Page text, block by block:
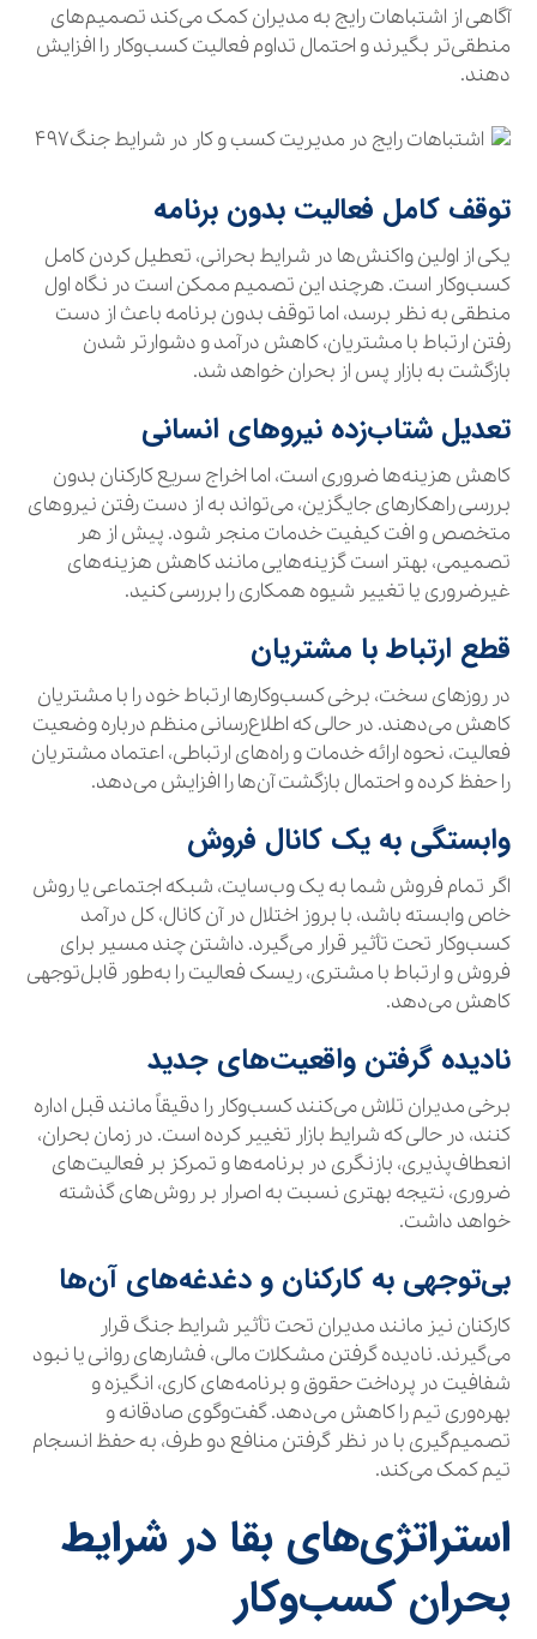
آگاهی از اشتباهات رایج به مدیران کمک می‌کند تصمیم‌های
منطقی‌تر بگیرند و احتمال تداوم فعالیت کسب‌وکار را افزایش
دهند.
توقف کامل فعالیت بدون برنامه
یکی از اولین واکنش‌ها در شرایط بحرانی، تعطیل کردن کامل
کسب‌وکار است. هرچند این تصمیم ممکن است در نگاه اول
منطقی به نظر برسد، اما توقف بدون برنامه باعث از دست
رفتن ارتباط با مشتریان، کاهش درآمد و دشوارتر شدن
بازگشت به بازار پس از بحران خواهد شد.
تعدیل شتاب‌زده نیروهای انسانی
کاهش هزینه‌ها ضروری است، اما اخراج سریع کارکنان بدون
بررسی راهکارهای جایگزین، می‌تواند به از دست رفتن نیروهای
متخصص و افت کیفیت خدمات منجر شود. پیش از هر
تصمیمی، بهتر است گزینه‌هایی مانند کاهش هزینه‌های
غیرضروری یا تغییر شیوه همکاری را بررسی کنید.
قطع ارتباط با مشتریان
در روزهای سخت، برخی کسب‌وکارها ارتباط خود را با مشتریان
کاهش می‌دهند. در حالی که اطلاع‌رسانی منظم درباره وضعیت
فعالیت، نحوه ارائه خدمات و راه‌های ارتباطی، اعتماد مشتریان
را حفظ کرده و احتمال بازگشت آن‌ها را افزایش می‌دهد.
وابستگی به یک کانال فروش
اگر تمام فروش شما به یک وب‌سایت، شبکه اجتماعی یا روش
خاص وابسته باشد، با بروز اختلال در آن کانال، کل درآمد
کسب‌وکار تحت تأثیر قرار می‌گیرد. داشتن چند مسیر برای
فروش و ارتباط با مشتری، ریسک فعالیت را به‌طور قابل‌توجهی
کاهش می‌دهد.
نادیده گرفتن واقعیت‌های جدید
برخی مدیران تلاش می‌کنند کسب‌وکار را دقیقاً مانند قبل اداره
کنند، در حالی که شرایط بازار تغییر کرده است. در زمان بحران،
انعطاف‌پذیری، بازنگری در برنامه‌ها و تمرکز بر فعالیت‌های
ضروری، نتیجه بهتری نسبت به اصرار بر روش‌های گذشته
خواهد داشت.
بی‌توجهی به کارکنان و دغدغه‌های آن‌ها
کارکنان نیز مانند مدیران تحت تأثیر شرایط جنگ قرار
می‌گیرند. نادیده گرفتن مشکلات مالی، فشارهای روانی یا نبود
شفافیت در پرداخت حقوق و برنامه‌های کاری، انگیزه و
بهره‌وری تیم را کاهش می‌دهد. گفت‌وگوی صادقانه و
تصمیم‌گیری با در نظر گرفتن منافع دو طرف، به حفظ انسجام
تیم کمک می‌کند.
استراتژی‌های بقا در شرایط
بحران کسب‌وکار